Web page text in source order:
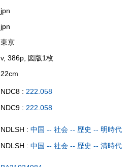
jpn
jpn
東京
v, 386p, 図版1枚
22cm
NDC8 : 222.058
NDC9 : 222.058
NDLSH : 中国 -- 社会 -- 歴史 -- 明時代
NDLSH : 中国 -- 社会 -- 歴史 -- 清時代